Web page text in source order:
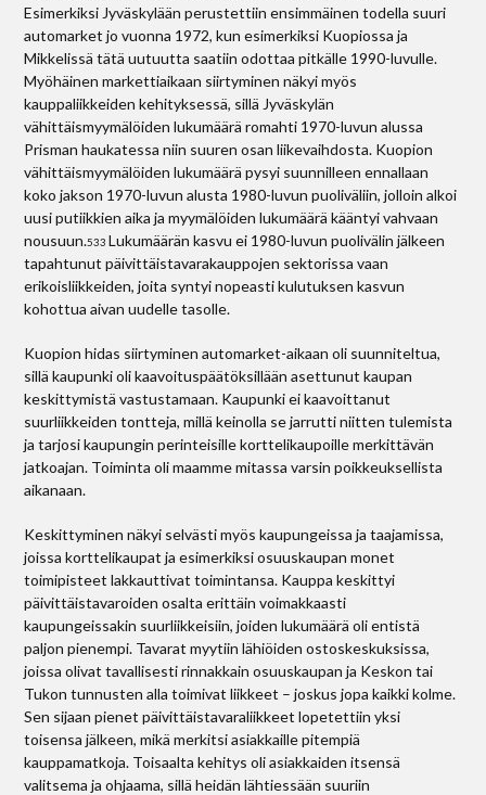
Esimerkiksi Jyväskylään perustettiin ensimmäinen todella suuri
automarket jo vuonna 1972, kun esimerkiksi Kuopiossa ja
Mikkelissä tätä uutuutta saatiin odottaa pitkälle 1990-luvulle.
Myöhäinen markettiaikaan siirtyminen näkyi myös
kauppaliikkeiden kehityksessä, sillä Jyväskylän
vähittäismyymälöiden lukumäärä romahti 1970-luvun alussa
Prisman haukatessa niin suuren osan liikevaihdosta. Kuopion
vähittäismyymälöiden lukumäärä pysyi suunnilleen ennallaan
koko jakson 1970-luvun alusta 1980-luvun puoliväliin, jolloin alkoi
uusi putiikkien aika ja myymälöiden lukumäärä kääntyi vahvaan
nousuun.533 Lukumäärän kasvu ei 1980-luvun puolivälin jälkeen
tapahtunut päivittäistavarakauppojen sektorissa vaan
erikoisliikkeiden, joita syntyi nopeasti kulutuksen kasvun
kohottua aivan uudelle tasolle.
Kuopion hidas siirtyminen automarket-aikaan oli suunniteltua,
sillä kaupunki oli kaavoituspäätöksillään asettunut kaupan
keskittymistä vastustamaan. Kaupunki ei kaavoittanut
suurliikkeiden tontteja, millä keinolla se jarrutti niitten tulemista
ja tarjosi kaupungin perinteisille korttelikaupoille merkittävän
jatkoajan. Toiminta oli maamme mitassa varsin poikkeuksellista
aikanaan.
Keskittyminen näkyi selvästi myös kaupungeissa ja taajamissa,
joissa korttelikaupat ja esimerkiksi osuuskaupan monet
toimipisteet lakkauttivat toimintansa. Kauppa keskittyi
päivittäistavaroiden osalta erittäin voimakkaasti
kaupungeissakin suurliikkeisiin, joiden lukumäärä oli entistä
paljon pienempi. Tavarat myytiin lähiöiden ostoskeskuksissa,
joissa olivat tavallisesti rinnakkain osuuskaupan ja Keskon tai
Tukon tunnusten alla toimivat liikkeet – joskus jopa kaikki kolme.
Sen sijaan pienet päivittäistavaraliikkeet lopetettiin yksi
toisensa jälkeen, mikä merkitsi asiakkaille pitempiä
kauppamatkoja. Toisaalta kehitys oli asiakkaiden itsensä
valitsema ja ohjaama, sillä heidän lähtiessään suuriin